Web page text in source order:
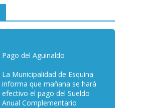
Pago del Aguinaldo
La Municipalidad de Esquina
informa que mañana se hará
efectivo el pago del Sueldo
Anual Complementario